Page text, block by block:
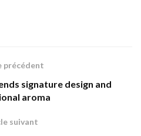
précédent
signature design and
aroma
suivant